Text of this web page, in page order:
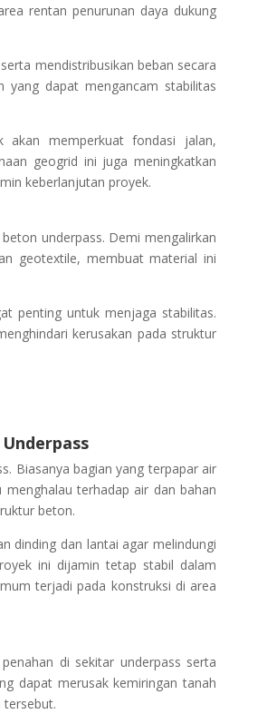
rentan penurunan daya dukung
mendistribusikan beban secara
yang dapat mengancam stabilitas
akan memperkuat fondasi jalan,
geogrid ini juga meningkatkan
keberlanjutan proyek.
underpass. Demi mengalirkan
geotextile, membuat material ini
penting untuk menjaga stabilitas.
kerusakan pada struktur
Biasanya bagian yang terpapar air
terhadap air dan bahan
beton.
dinding dan lantai agar melindungi
ini dijamin tetap stabil dalam
terjadi pada konstruksi di area
di sekitar underpass serta
dapat merusak kemiringan tanah
tersebut.